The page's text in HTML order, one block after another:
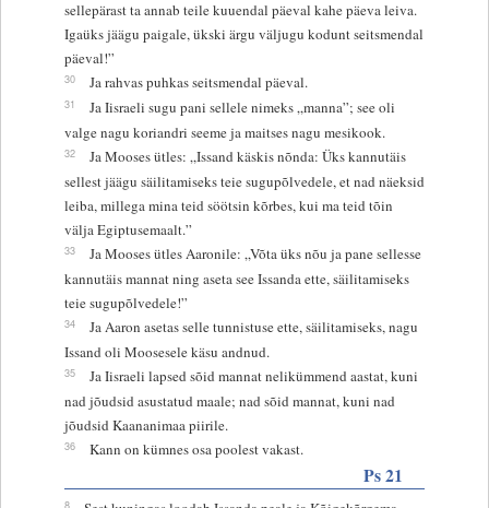
sellepärast ta annab teile kuuendal päeval kahe päeva leiva.
Igaüks jäägu paigale, ükski ärgu väljugu kodunt seitsmendal
päeval!”
30 Ja rahvas puhkas seitsmendal päeval.
31
Ja Iisraeli sugu pani sellele nimeks „manna”; see oli
valge nagu koriandri seeme ja maitses nagu mesikook.
32
Ja Mooses ütles: „Issand käskis nõnda: Üks kannutäis
sellest jäägu säilitamiseks teie sugupõlvedele, et nad näeksid
leiba, millega mina teid söötsin kõrbes, kui ma teid tõin
välja Egiptusemaalt.”
33
Ja Mooses ütles Aaronile: „Võta üks nõu ja pane sellesse
kannutäis mannat ning aseta see Issanda ette, säilitamiseks
teie sugupõlvedele!”
34
Ja Aaron asetas selle tunnistuse ette, säilitamiseks, nagu
Issand oli Moosesele käsu andnud.
35
Ja Iisraeli lapsed sõid mannat nelikümmend aastat, kuni
nad jõudsid asustatud maale; nad sõid mannat, kuni nad
jõudsid Kaananimaa piirile.
36 Kann on kümnes osa poolest vakast.
Ps 21
8